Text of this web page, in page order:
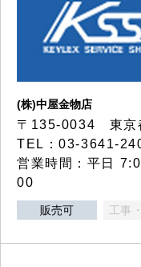
(株)中屋金物店
〒135-0034 東京
TEL：03-3641-
営業時間：平日
00
販売可 工事